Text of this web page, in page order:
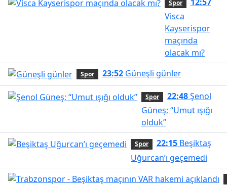
Spor
Visca
Kayserispor
maçında
olacak mı?
Spor 23:52Güneşli günler
Spor 22:48Şenol
Güneş; “Umut ışığı
olduk”
Spor 22:15Beşiktaş
Uğurcan’ı geçemedi